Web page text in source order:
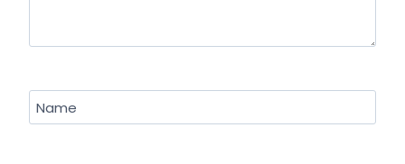
Name